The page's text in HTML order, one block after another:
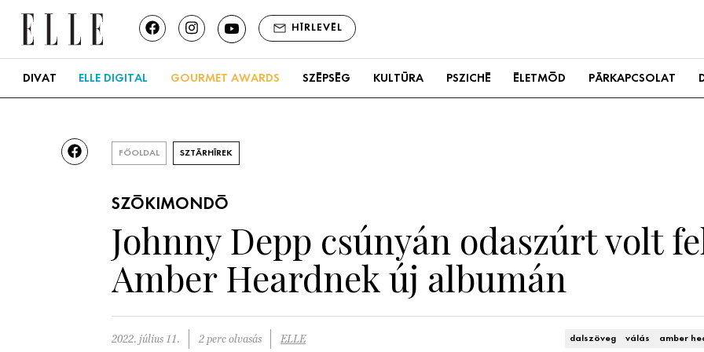
HÍRLEVÉL
DIVAT ELLE DIGITAL GOURMET AWARDS SZÉPSÉG KULTÚRA PSZICHÉ ÉLETMÓD PÁRKAPCSOLAT
FŐOLDAL SZTÁRHÍREK
SZÓKIMONDÓ
Johnny Depp csúnyán odaszúrt volt
Amber Heardnek új albumán
2022. július 11. 2 perc olvasás ELLE dalszöveg válás amber